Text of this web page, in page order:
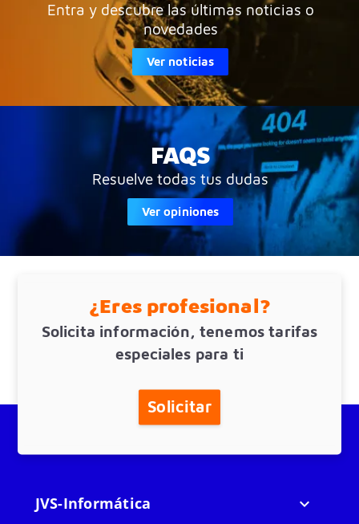
Entra y descubre las últimas noticias o
novedades
Ver noticias
FAQS
Resuelve todas tus dudas
Ver opiniones
¿Eres profesional?
Solicita información, tenemos tarifas
especiales para ti
Solicitar
JVS-Informática 